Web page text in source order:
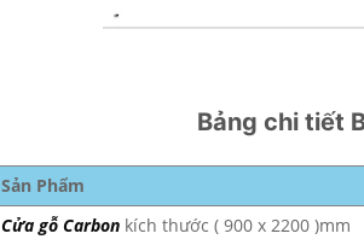
Bảng chi tiết
Sản Phẩm
Cửa gỗ Carbon kích thước ( 900 x 2200 )mm